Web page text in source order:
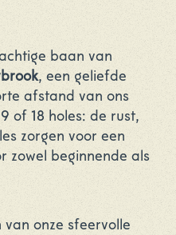
baan van
, een geliefde
afstand van ons
of 18 holes: de rust,
zorgen voor een
zowel beginnende als
onze sfeervolle